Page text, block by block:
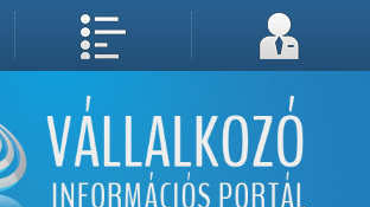
Cookie-kat (sütiket) tároljunk számítógépén. A sütik a weboldal megfelelő működéséhez
Megértettem, folytatás...